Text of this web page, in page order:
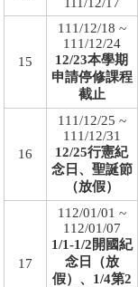
15
111/12/18 ~
111/12/24
12/23本學期
申請停修課程
截止
16
111/12/25 ~
111/12/31
12/25行憲紀
念日、聖誕節
（放假）
17
112/01/01 ~
112/01/07
1/1-1/2開國紀
念日（放
假）、1/4第2